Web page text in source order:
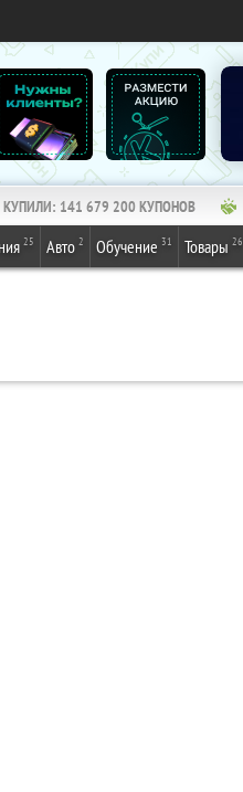
КУПИЛИ: 141 679 200КУПОНОВ
25 Авто 2 Обучение 31 Товары 26